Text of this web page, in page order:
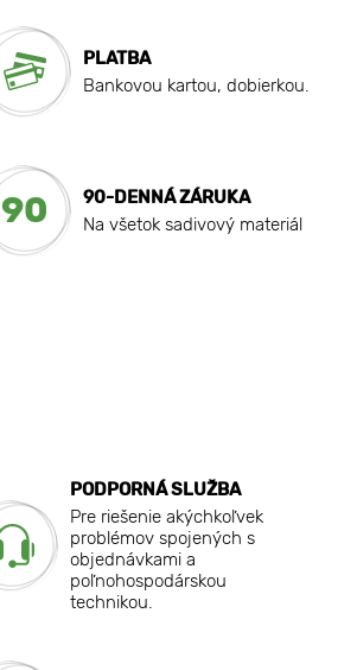
PLATBA
Bankovou kartou, dobierkou.
90
90-DENNÁ ZÁRUKA
Na všetok sadivový materiál
PODPORNÁ SLUŽBA
Pre riešenie akýchkoľvek
problémov spojených s
objednávkami a
poľnohospodárskou
technikou.